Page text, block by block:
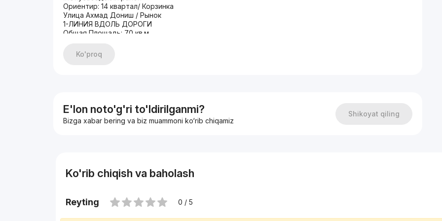
Ориентир: 14 квартал/ Корзинка
Улица Ахмад Дониш / Рынок
1-ЛИНИЯ ВДОЛЬ ДОРОГИ
Общая Площадь: 70 кв.м
Фасад 12 метр
ЦЕНА: 155.000$
Ko'proq
E'lon noto'g'ri to'ldirilganmi?
Bizga xabar bering va biz muammoni ko‘rib chiqamiz
Shikoyat qiling
Ko'rib chiqish va baholash
Reyting 0 / 5